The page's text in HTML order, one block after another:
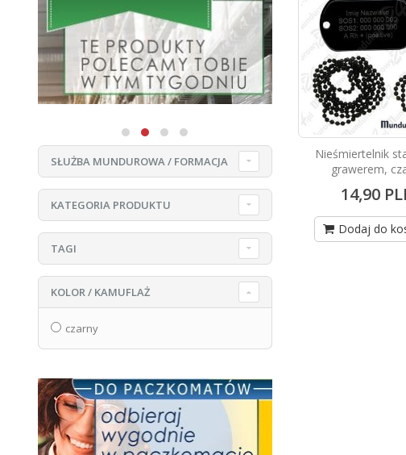
Nieśmiertelnik
grawerem,
14,90
Dodaj do
SŁUŻBA MUNDUROWA / FORMACJA
KATEGORIA PRODUKTU
TAGI
KOLOR / KAMUFLAŻ
czarny